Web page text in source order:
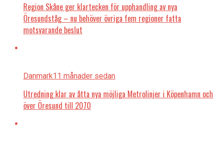
Region Skåne ger klartecken för upphandling av nya
Öresundståg – nu behöver övriga fem regioner fatta
motsvarande beslut
Danmark11 månader sedan
Utredning klar av åtta nya möjliga Metrolinjer i Köpenhamn och
över Öresund till 2070